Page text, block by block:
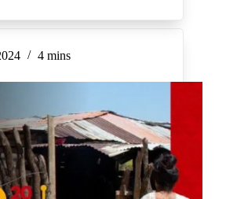
4 mins